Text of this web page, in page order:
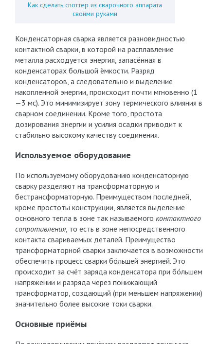
Как сделать споттер из сварочного аппарата
своими руками
Конденсаторная сварка является разновидностью
контактной сварки, в которой на расплавление
металла расходуется энергия, запасённая в
конденсаторах большой ёмкости. Разряд
конденсаторов, а следовательно и выделение
накопленной энергии, происходит почти мгновенно (1
—3 мс). Это минимизирует зону термического влияния в
сварном соединении. Кроме того, простота
дозирования энергии и усилия осадки приводит к
стабильно высокому качеству соединения.
Используемое оборудование
По используемому оборудованию конденсаторную
сварку разделяют на трансформаторную и
бестрансформаторную. Преимуществом последней,
кроме простоты конструкции, является выделение
основного тепла в зоне так называемого контактного
сопротивления, то есть в зоне непосредственного
контакта свариваемых деталей. Преимущество
трансформаторной сварки заключается в возможности
обеспечить процесс сварки бо́льшей энергией. Это
происходит за счёт заряда конденсатора при бо́льшем
напряжении и разряда через понижающий
трансформатор, создающий (при меньшем напряжении)
значительно более высокие токи сварки.
Основные приёмы